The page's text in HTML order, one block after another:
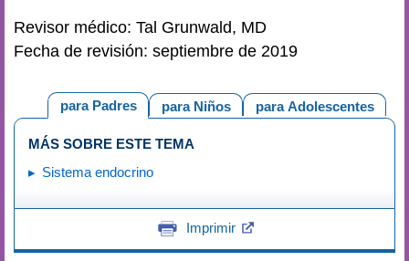
Revisor médico: Tal Grunwald, MD
Fecha de revisión: septiembre de 2019
para Adolescentes
para Niños
para Padres
MÁS SOBRE ESTE TEMA
Sistema endocrino
Imprimir